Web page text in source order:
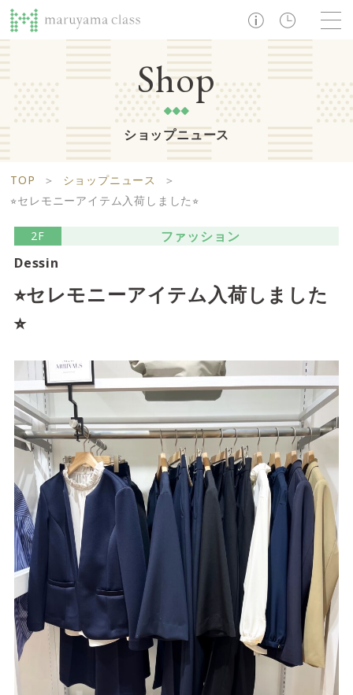
TOP
ショップ レストラン・カフェ ショップニュース
イベント・お知らせ 施設案内
サイトご利用にあたって
閉じる
Life support floor
ライフサポートフロア
営業時間 10:00 ~ 20:00
1F Food boutique floor
※一部店舗は営業時間が異なります。
2F Fashion & Life style floor
ファッション＆ライフスタイルフロア
営業時間 10:00 ~ 20:00
3F
Service & Beauty & Restaurant
floor
サービス＆ビューティー＆レストランフロア
営業時間 10:00 ~ 22:00
Shop
ショップニュース
TOP ＞ ショップニュース
＞
⭐︎セレモニーアイテム入荷しました⭐︎
2F
ファッション
Dessin
⭐︎セレモニーアイテム入荷しました
⭐︎